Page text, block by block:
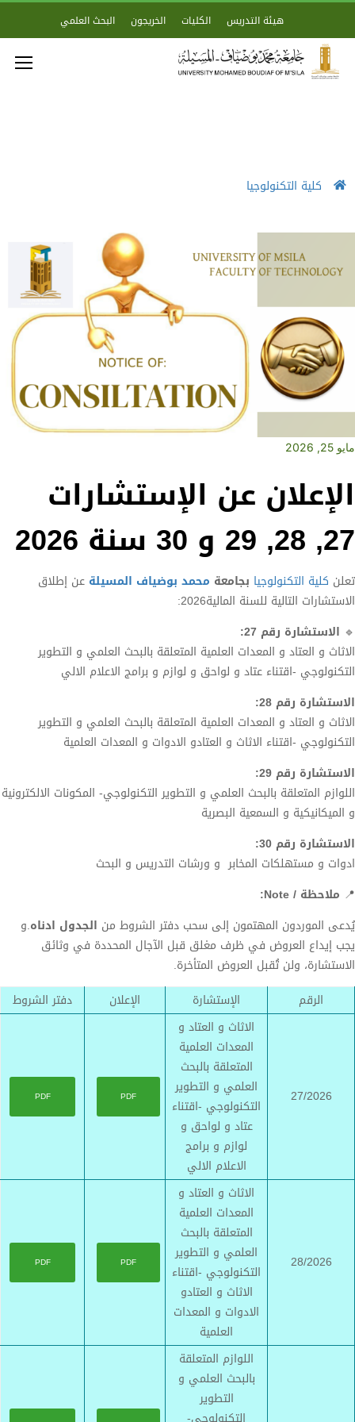
هيئة التدريس الكليات الخريجون البحث العلمي
كلية التكنولوجيا
مايو 25, 2026
الإعلان عن الإستشارات
27, 28, 29 و 30 سنة 2026
تعلن كلية التكنولوجيا بجامعة محمد بوضياف المسيلة عن إطلاق
الاستشارات التالية للسنة المالية2026:
🔹 الاستشارة رقم 27:
الاثاث و العتاد و المعدات العلمية المتعلقة بالبحث العلمي و التطوير
التكنولوجي -اقتناء عتاد و لواحق و لوازم و برامج الاعلام الالي
الاستشارة رقم 28:
الاثاث و العتاد و المعدات العلمية المتعلقة بالبحث العلمي و التطوير
التكنولوجي -اقتناء الاثاث و العتادو الادوات و المعدات العلمية
الاستشارة رقم 29:
اللوازم المتعلقة بالبحث العلمي و التطوير التكنولوجي- المكونات الالكترونية
و الميكانيكية و السمعية البصرية
الاستشارة رقم 30:
ادوات و مستهلكات المخابر و ورشات التدريس و البحث
📍 ملاحظة / Note:
يُدعى الموردون المهتمون إلى سحب دفتر الشروط من الجدول ادناه.و
يجب إيداع العروض في ظرف مغلق قبل الآجال المحددة في وثائق
الاستشارة، ولن تُقبل العروض المتأخرة.
الرقم
الإستشارة الإعلان دفتر الشروط
27/2026
الاثاث و العتاد و
المعدات العلمية
المتعلقة بالبحث
العلمي و التطوير
التكنولوجي -اقتناء
عتاد و لواحق و
لوازم و برامج
الاعلام الالي
PDF
PDF
28/2026
الاثاث و العتاد و
المعدات العلمية
المتعلقة بالبحث
العلمي و التطوير
التكنولوجي -اقتناء
الاثاث و العتادو
الادوات و المعدات
العلمية
PDF
PDF
اللوازم المتعلقة
بالبحث العلمي و
التطوير